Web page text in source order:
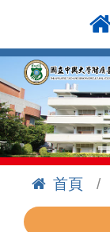
到
主
要
內
容
區
首頁